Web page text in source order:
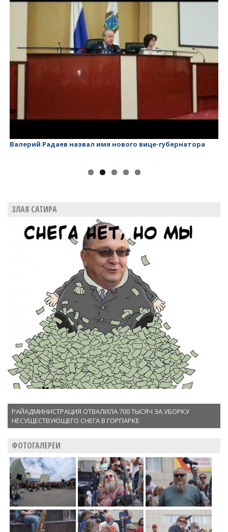
Валерий Радаев назвал имя нового вице-губернатора
ЗЛАЯ САТИРА
РАЙАДМИНИСТРАЦИЯ ОТВАЛИЛА 700 ТЫСЯЧ ЗА УБОРКУ
НЕСУЩЕСТВУЮЩЕГО СНЕГА В ГОРПАРКЕ
ФОТОГАЛЕРЕИ